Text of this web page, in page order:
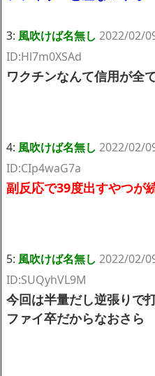
3: 風吹けば名無し 2022/02/
ID:Hl7m0XSAd
ワクチンなんて信用が全
4: 風吹けば名無し 2022/02/
ID:CIp4waG7a
副反応で39度出すやつが
5: 風吹けば名無し 2022/02/
ID:SUQyhVL9M
今回は半量だし逆張りで
ファイ卒だからなおさら